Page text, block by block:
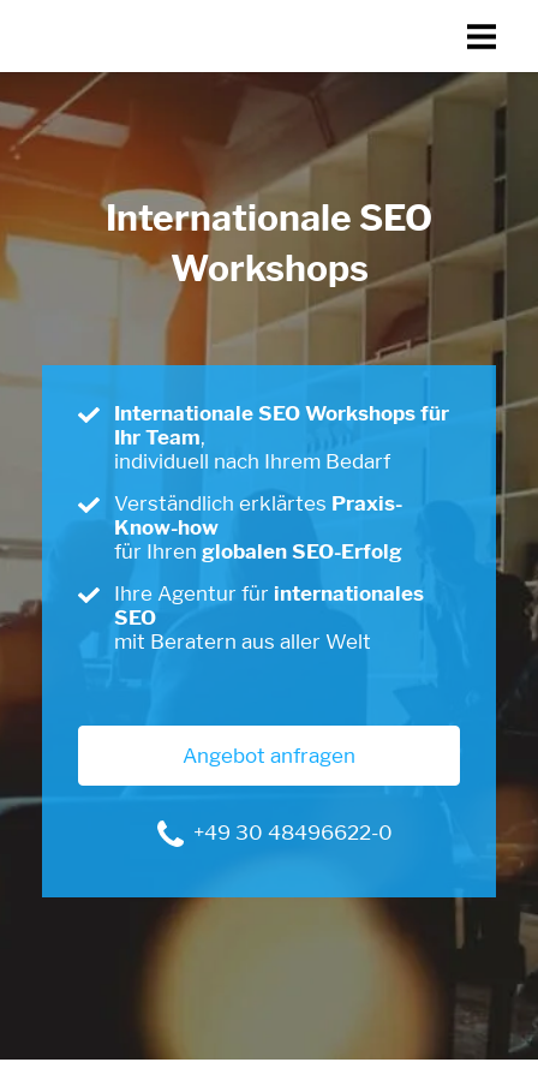
Internationale SEO
Workshops
Internationale SEO Workshops für
Ihr Team,
individuell nach Ihrem Bedarf
Verständlich erklärtes Praxis-
Know-how
für Ihren globalen SEO-Erfolg
Ihre Agentur für internationales
SEO
mit Beratern aus aller Welt
Angebot anfragen
+49 30 48496622-0